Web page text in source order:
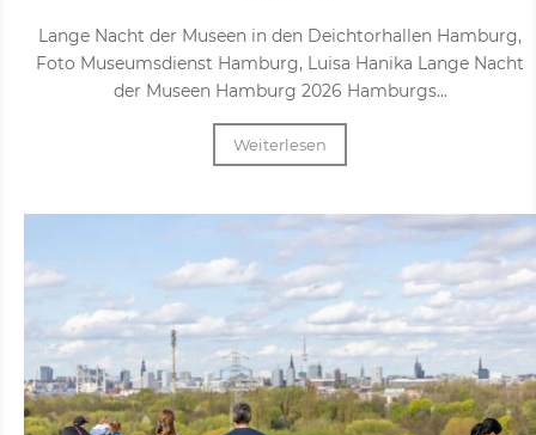
Lange Nacht der Museen in den Deichtorhallen Hamburg,
Foto Museumsdienst Hamburg, Luisa Hanika Lange Nacht
der Museen Hamburg 2026 Hamburgs...
Weiterlesen